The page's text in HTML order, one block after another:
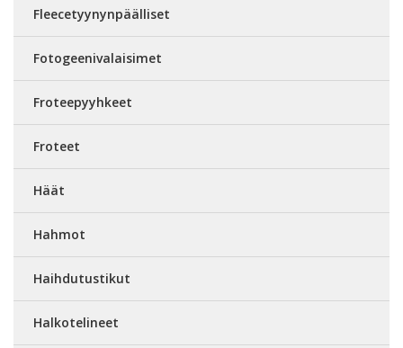
Fleecetyynynpäälliset
Fotogeenivalaisimet
Froteepyyhkeet
Froteet
Häät
Hahmot
Haihdutustikut
Halkotelineet